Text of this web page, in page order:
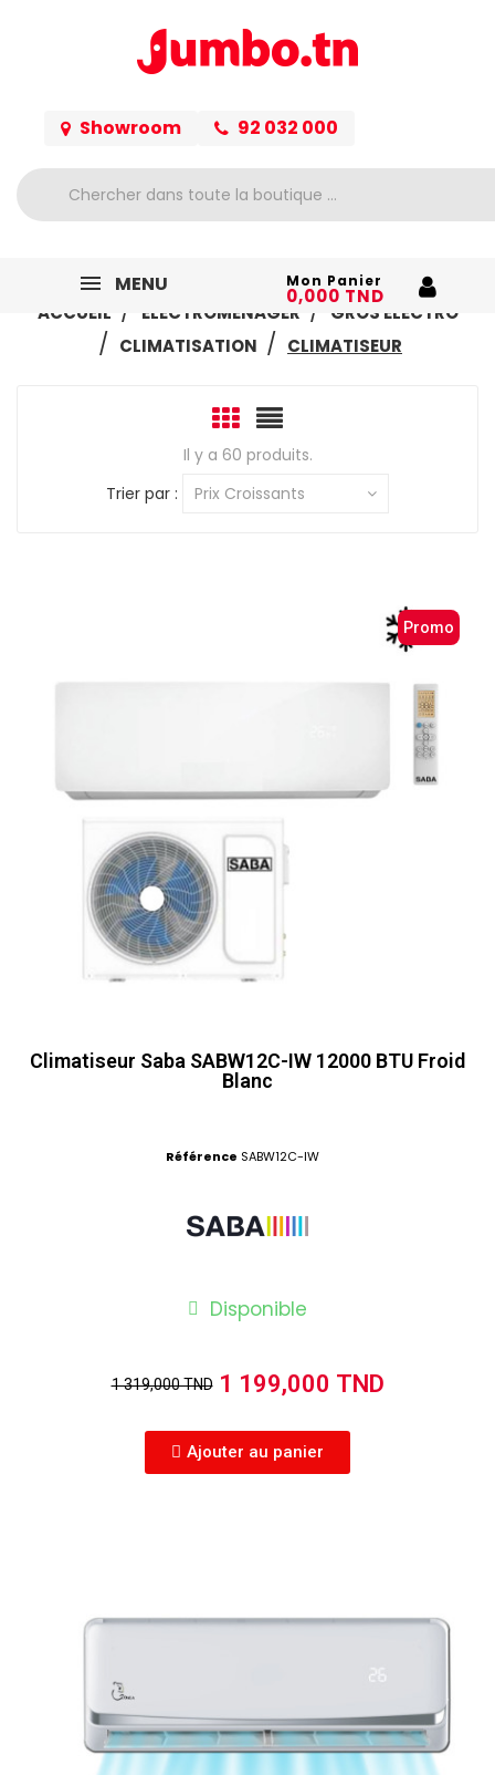
Showroom 92 032 000
MENU Mon Panier
0,000 TND
ACCUEIL ELECTROMÉNAGER
GROS ELECTRO
CLIMATISATION
CLIMATISEUR
Il y a 60 produits.
Trier par :
Prix Croissants
Promo
Climatiseur Saba SABW12C-IW 12000 BTU Froid
Blanc
Référence SABW12C-IW
Disponible
1 319,000 TND 1 199,000 TND
Ajouter au panier